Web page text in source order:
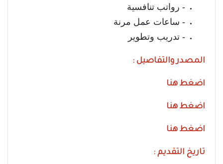
- رواتب تنافسية
- ساعات عمل مرنة
- تدريب وتطوير
المصدر والتفاصيل :
اضغط هنا
اضغط هنا
اضغط هنا
تاريخ التقديم :